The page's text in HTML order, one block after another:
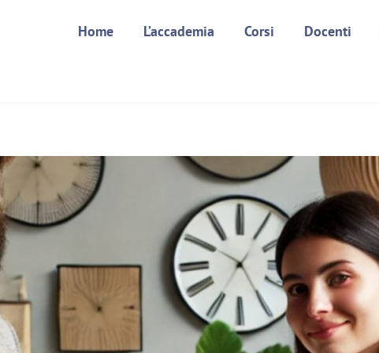
Home L’accademia Corsi Docenti